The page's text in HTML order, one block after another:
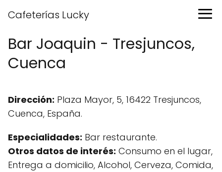
Cafeterías Lucky
Bar Joaquin - Tresjuncos,
Cuenca
Dirección: Plaza Mayor, 5, 16422 Tresjuncos,
Cuenca, España.
Especialidades: Bar restaurante.
Otros datos de interés: Consumo en el lugar,
Entrega a domicilio, Alcohol, Cerveza, Comida,